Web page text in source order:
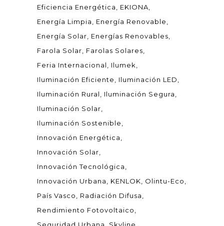
Eficiencia Energética
EKIONA
Energía Limpia
Energía Renovable
Energía Solar
Energías Renovables
Farola Solar
Farolas Solares
Feria Internacional
Ilumek
Iluminación Eficiente
Iluminación LED
Iluminación Rural
Iluminación Segura
Iluminación Solar
Iluminación Sostenible
Innovación Energética
Innovación Solar
Innovación Tecnológica
Innovación Urbana
KENLOK
Olintu-Eco
País Vasco
Radiación Difusa
Rendimiento Fotovoltaico